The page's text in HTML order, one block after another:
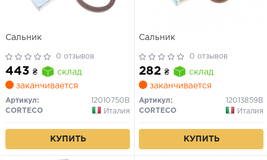
Сальник
0 отзывов
443 ₴
склад
заканчивается
Артикул:
12010750B
CORTECO
Италия
КУПИТЬ
Сальник
0 отзывов
282 ₴
склад
заканчивается
Артикул:
12013859B
CORTECO
Италия
КУПИТЬ